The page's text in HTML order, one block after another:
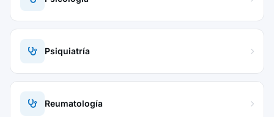
Psiquiatría
Reumatología